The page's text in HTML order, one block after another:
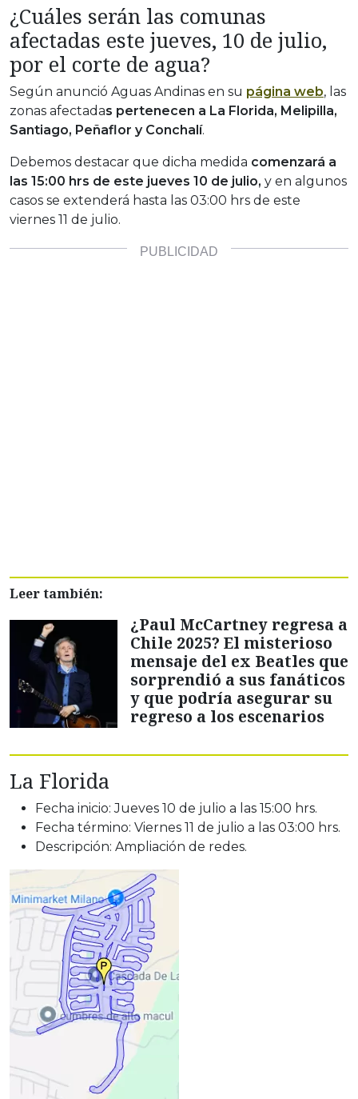
¿Cuáles serán las comunas
afectadas este jueves, 10 de julio,
por el corte de agua?
Según anunció Aguas Andinas en su página web, las
zonas afectadas pertenecen a La Florida, Melipilla,
Santiago, Peñaflor y Conchalí.
Debemos destacar que dicha medida comenzará a
las 15:00 hrs de este jueves 10 de julio, y en algunos
casos se extenderá hasta las 03:00 hrs de este
viernes 11 de julio.
Leer también:
¿Paul McCartney regresa a
Chile 2025? El misterioso
mensaje del ex Beatles que
sorprendió a sus fanáticos
y que podría asegurar su
regreso a los escenarios
La Florida
Fecha inicio: Jueves 10 de julio a las 15:00 hrs.
Fecha término: Viernes 11 de julio a las 03:00 hrs.
Descripción: Ampliación de redes.